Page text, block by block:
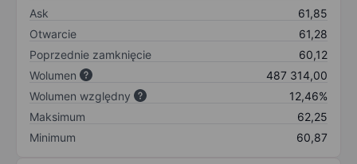
Ask
61,85
Otwarcie
61,28
Poprzednie zamknięcie
60,12
Wolumen
487 314,00
Wolumen względny
12,46%
Maksimum
62,25
Minimum
60,87